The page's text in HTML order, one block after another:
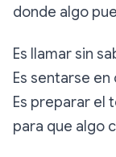
donde algo
Es llamar sin
Es sentarse
Es preparar el
para que algo